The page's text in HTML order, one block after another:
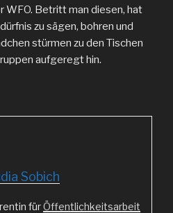
WFO. Betritt man diesen, hat
zu sägen, bohren und
stürmen zu den Tischen
aufgeregt hin.
Sobich
fürÖffentlichkeitsarbeit